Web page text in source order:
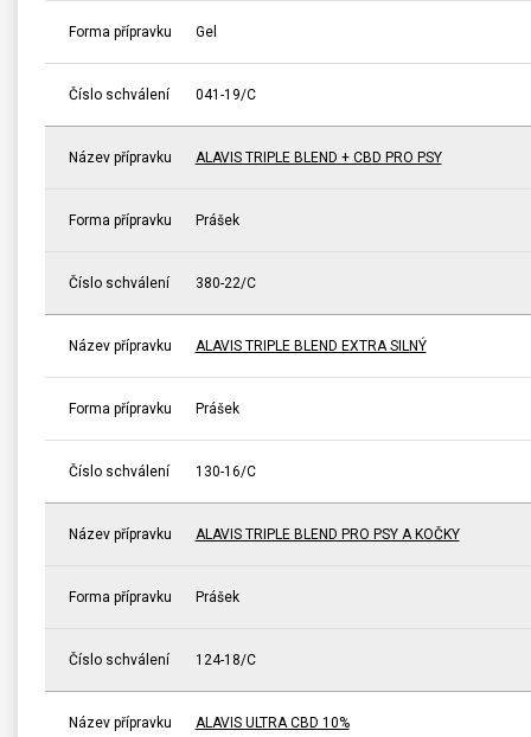
Forma přípravku Gel
Číslo schválení 041-19/C
Název přípravku ALAVIS TRIPLE BLEND + CBD PRO PSY
Forma přípravku Prášek
Číslo schválení 380-22/C
Název přípravku ALAVIS TRIPLE BLEND EXTRA SILNÝ
Forma přípravku Prášek
Číslo schválení 130-16/C
Název přípravku ALAVIS TRIPLE BLEND PRO PSY A KOČKY
Forma přípravku Prášek
Číslo schválení 124-18/C
Název přípravku ALAVIS ULTRA CBD 10%